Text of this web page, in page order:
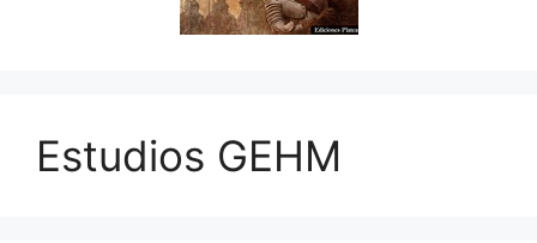
Estudios GEHM